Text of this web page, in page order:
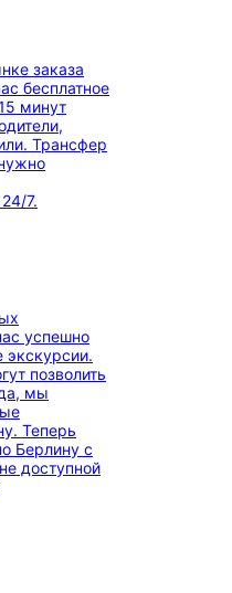
заказа
бесплатное
минут
Трансфер
7.
успешно
экскурсии.
позволить
мы
Теперь
Берлину с
доступной